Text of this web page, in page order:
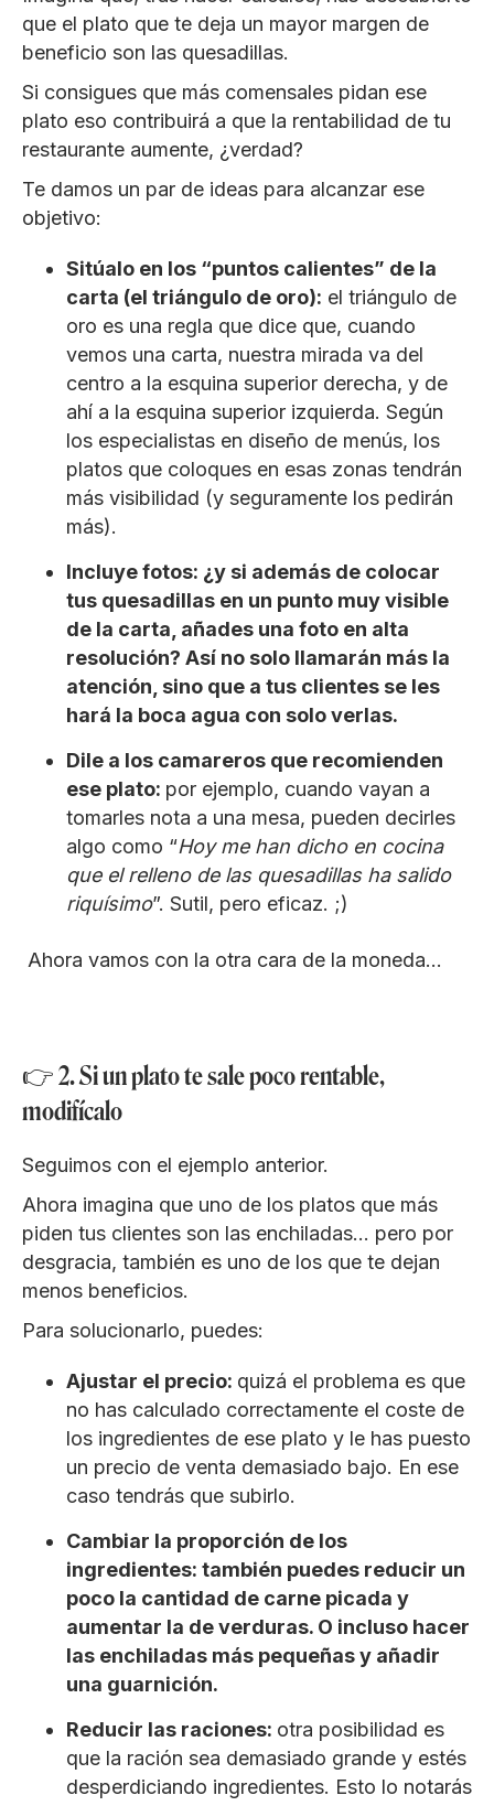
que el plato que te deja un mayor margen de
beneficio son las quesadillas.
Si consigues que más comensales pidan ese
plato eso contribuirá a que la rentabilidad de tu
restaurante aumente, ¿verdad?
Te damos un par de ideas para alcanzar ese
objetivo:
Sitúalo en los “puntos calientes” de la
carta (el triángulo de oro): el triángulo de
oro es una regla que dice que, cuando
vemos una carta, nuestra mirada va del
centro a la esquina superior derecha, y de
ahí a la esquina superior izquierda. Según
los especialistas en diseño de menús, los
platos que coloques en esas zonas tendrán
más visibilidad (y seguramente los pedirán
más).
Incluye fotos: ¿y si además de colocar
tus quesadillas en un punto muy visible
de la carta, añades una foto en alta
resolución? Así no solo llamarán más la
atención, sino que a tus clientes se les
hará la boca agua con solo verlas.
Dile a los camareros que recomienden
ese plato: por ejemplo, cuando vayan a
tomarles nota a una mesa, pueden decirles
algo como “Hoy me han dicho en cocina
que el relleno de las quesadillas ha salido
riquísimo”. Sutil, pero eficaz. ;)
Ahora vamos con la otra cara de la moneda…
👉 2. Si un plato te sale poco rentable,
modifícalo
Seguimos con el ejemplo anterior.
Ahora imagina que uno de los platos que más
piden tus clientes son las enchiladas… pero por
desgracia, también es uno de los que te dejan
menos beneficios.
Para solucionarlo, puedes:
Ajustar el precio: quizá el problema es que
no has calculado correctamente el coste de
los ingredientes de ese plato y le has puesto
un precio de venta demasiado bajo. En ese
caso tendrás que subirlo.
Cambiar la proporción de los
ingredientes: también puedes reducir un
poco la cantidad de carne picada y
aumentar la de verduras. O incluso hacer
las enchiladas más pequeñas y añadir
una guarnición.
Reducir las raciones: otra posibilidad es
que la ración sea demasiado grande y estés
desperdiciando ingredientes. Esto lo notarás